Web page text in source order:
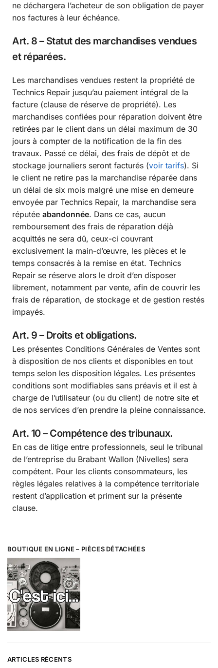
ne déchargera l’acheteur de son obligation de payer
nos factures à leur échéance.
Art. 8 – Statut des marchandises vendues
et réparées.
Les marchandises vendues restent la propriété de
Technics Repair jusqu’au paiement intégral de la
facture (clause de réserve de propriété). Les
marchandises confiées pour réparation doivent être
retirées par le client dans un délai maximum de 30
jours à compter de la notification de la fin des
travaux. Passé ce délai, des frais de dépôt et de
stockage journaliers seront facturés (voir tarifs). Si
le client ne retire pas la marchandise réparée dans
un délai de six mois malgré une mise en demeure
envoyée par Technics Repair, la marchandise sera
réputée abandonnée. Dans ce cas, aucun
remboursement des frais de réparation déjà
acquittés ne sera dû, ceux-ci couvrant
exclusivement la main-d’œuvre, les pièces et le
temps consacrés à la remise en état. Technics
Repair se réserve alors le droit d’en disposer
librement, notamment par vente, afin de couvrir les
frais de réparation, de stockage et de gestion restés
impayés.
Art. 9 – Droits et obligations.
Les présentes Conditions Générales de Ventes sont
à disposition de nos clients et disponibles en tout
temps selon les disposition légales. Les présentes
conditions sont modifiables sans préavis et il est à
charge de l’utilisateur (ou du client) de notre site et
de nos services d’en prendre la pleine connaissance.
Art. 10 – Compétence des tribunaux.
En cas de litige entre professionnels, seul le tribunal
de l’entreprise du Brabant Wallon (Nivelles) sera
compétent. Pour les clients consommateurs, les
règles légales relatives à la compétence territoriale
restent d’application et priment sur la présente
clause.
BOUTIQUE EN LIGNE – PIÈCES DÉTACHÉES
ARTICLES RÉCENTS